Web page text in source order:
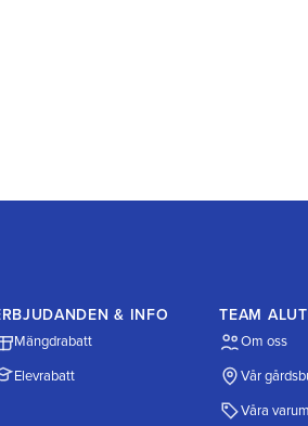
& INFO
Mängdrabatt
Elevrabatt
TEAM
Om oss
Vår
Våra